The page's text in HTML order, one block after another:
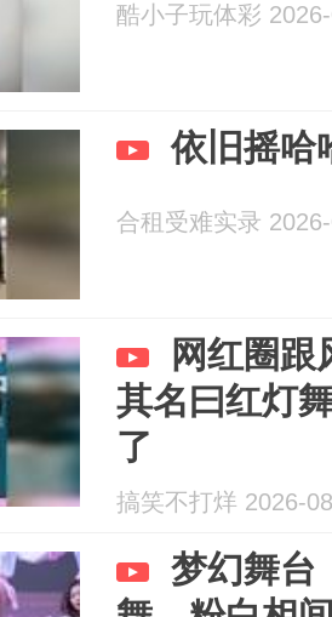
酷小子玩体彩
依旧摇哈
合租受难实录
网红圈跟
其名曰红灯
了
搞笑不打烊 2026-
梦幻舞台